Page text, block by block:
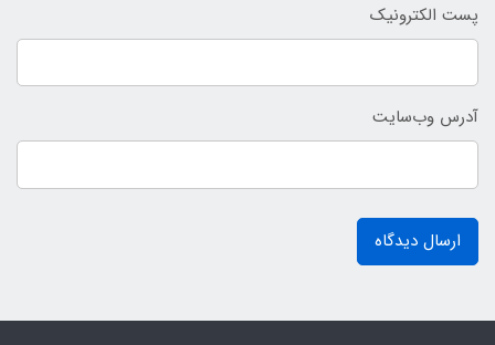
پست الکترونیک
آدرس وب‌سایت
ارسال دیدگاه